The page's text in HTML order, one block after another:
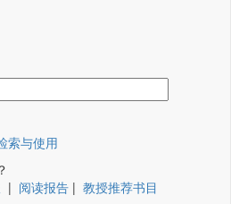
索与使用
| 阅读报告 | 教授推荐书目